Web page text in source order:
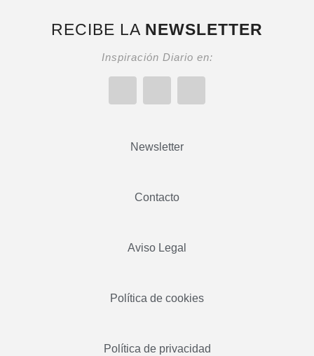
RECIBE LA NEWSLETTER
Inspiración Diario en:
Newsletter
Contacto
Aviso Legal
Política de cookies
Política de privacidad